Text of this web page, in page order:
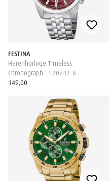
FESTINA
Herenhorloge Timeless
Chronograph - F20742-6
149,00